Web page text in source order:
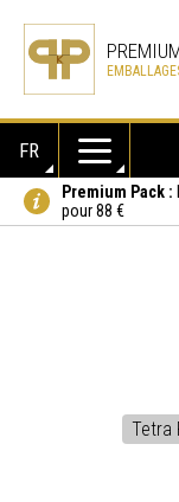
FR
Premium Pack :
pour 88 €
Tetra